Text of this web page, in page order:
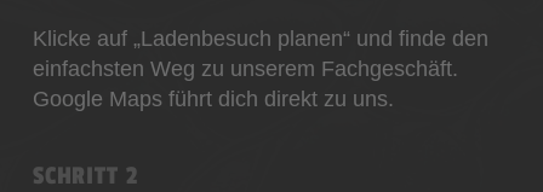
Klicke auf „Ladenbesuch planen“ und finde den
einfachsten Weg zu unserem Fachgeschäft.
Google Maps führt dich direkt zu uns.
SCHRITT 2